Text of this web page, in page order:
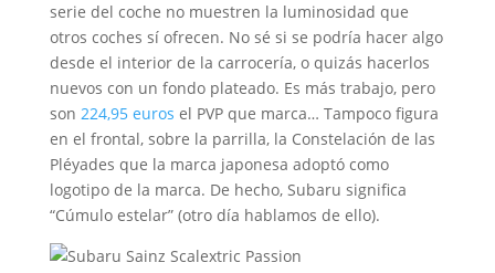
serie del coche no muestren la luminosidad que
otros coches sí ofrecen. No sé si se podría hacer algo
desde el interior de la carrocería, o quizás hacerlos
nuevos con un fondo plateado. Es más trabajo, pero
son 224,95 euros el PVP que marca… Tampoco figura
en el frontal, sobre la parrilla, la Constelación de las
Pléyades que la marca japonesa adoptó como
logotipo de la marca. De hecho, Subaru significa
“Cúmulo estelar” (otro día hablamos de ello).